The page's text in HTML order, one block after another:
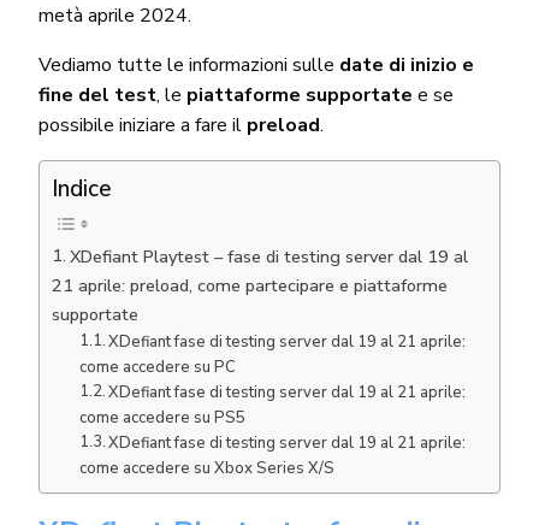
metà aprile 2024.
Vediamo tutte le informazioni sulle date di inizio e
fine del test, le piattaforme supportate e se
possibile iniziare a fare il preload.
Indice
XDefiant Playtest – fase di testing server dal 19 al
21 aprile: preload, come partecipare e piattaforme
supportate
XDefiant fase di testing server dal 19 al 21 aprile:
come accedere su PC
XDefiant fase di testing server dal 19 al 21 aprile:
come accedere su PS5
XDefiant fase di testing server dal 19 al 21 aprile:
come accedere su Xbox Series X/S